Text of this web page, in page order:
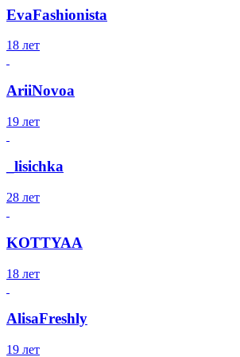
EvaFashionista
18 лет
AriiNovoa
19 лет
_lisichka
28 лет
KOTTYAA
18 лет
AlisaFreshly
19 лет